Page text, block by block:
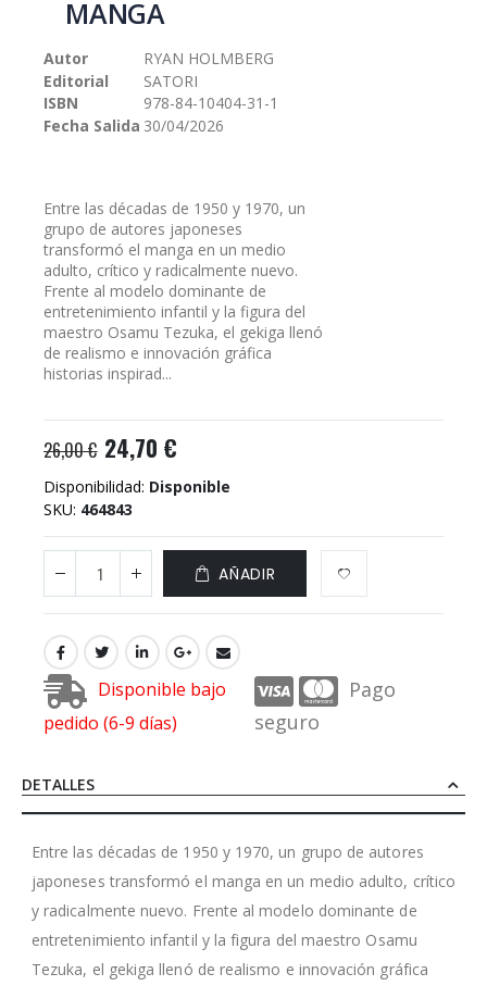
imágenes
MANGA
Autor
RYAN HOLMBERG
Editorial
SATORI
ISBN
978-84-10404-31-1
Fecha Salida 30/04/2026
Entre las décadas de 1950 y 1970, un
grupo de autores japoneses
transformó el manga en un medio
adulto, crítico y radicalmente nuevo.
Frente al modelo dominante de
entretenimiento infantil y la figura del
maestro Osamu Tezuka, el gekiga llenó
de realismo e innovación gráfica
historias inspirad...
26,00 € 24,70 €
Disponibilidad: Disponible
SKU 464843
AÑADIR
Disponible bajo
pedido (6-9 días)
Pago
seguro
DETALLES
Entre las décadas de 1950 y 1970, un grupo de autores
japoneses transformó el manga en un medio adulto, crítico
y radicalmente nuevo. Frente al modelo dominante de
entretenimiento infantil y la figura del maestro Osamu
Tezuka, el gekiga llenó de realismo e innovación gráfica